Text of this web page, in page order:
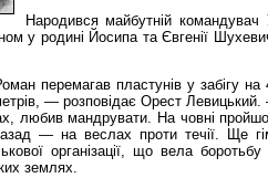
Народився майбутній
у родині Йосипа та Євгенії
перемагав пластунів у забігу на
— розповідає Орест
любив мандрувати. На човні
— на веслах проти течії. Ще
організації, що вела
землях.